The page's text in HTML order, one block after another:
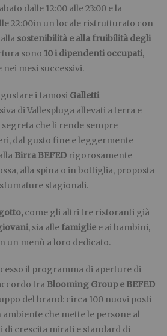
dalle 12:00 alle 23:00 e la
22:00in un locale ristrutturato con
sostenibilità e alla fruibilità degli
sono 10 i dipendenti occupati,
mesi successivi.
i famosi Galletti
di Vallespluga allevati a terra e
che li rende sempre
dal gusto fine e leggermente
Birra BEFED rigorosamente
alla spina o in bottiglia, proposta
stagionali.
come gli altri tre ristoranti già
, sia alle famiglie e ai bambini,
un menù a loro dedicato.
il programma di aperture di
tra Blooming Group e BEFED
del brand: circa 100 nuovi posti
che mette le persone al
crescita mirati e standard di